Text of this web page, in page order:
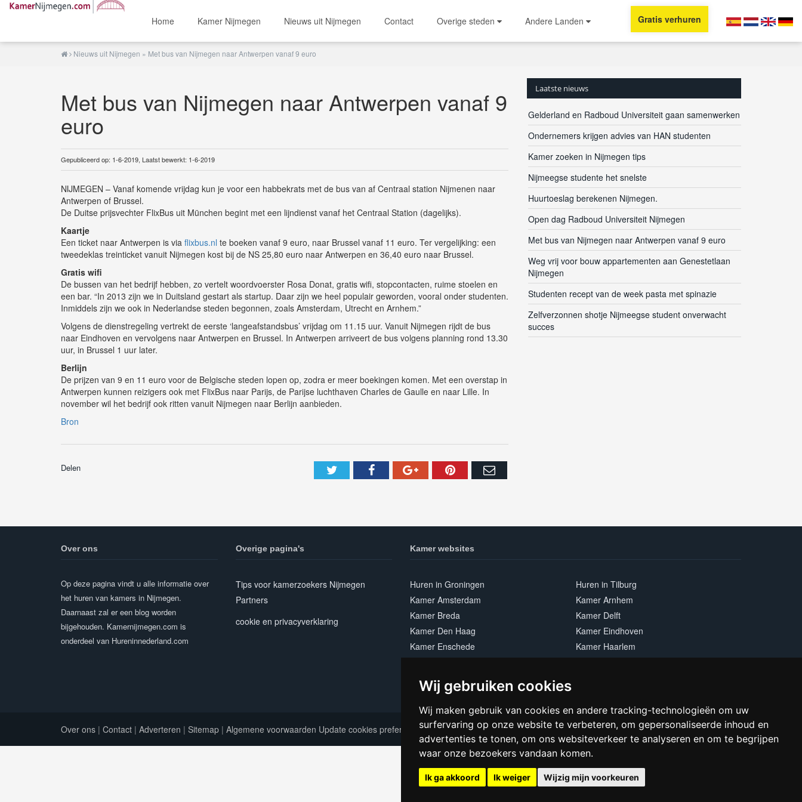
Wij gebruiken cookies
Wij maken gebruik van cookies en andere tracking-technologieën om uw
surfervaring op onze website te verbeteren, om gepersonaliseerde inhoud en
advertenties te tonen, om ons websiteverkeer te analyseren en om te begrijpen
waar onze bezoekers vandaan komen.
Ik ga akkoord Ik weiger Wijzig mijn voorkeuren
Home Kamer Nijmegen Nieuws uit Nijmegen Contact Overige steden Andere Landen Gratis verhuren
Nieuws uit Nijmegen » Met bus van Nijmegen naar Antwerpen vanaf 9 euro
Met bus van Nijmegen naar Antwerpen vanaf 9
euro
Gepubliceerd op: 1-6-2019, Laatst bewerkt: 1-6-2019
NIJMEGEN – Vanaf komende vrijdag kun je voor een habbekrats met de bus van af Centraal station Nijmenen naar
Antwerpen of Brussel.
De Duitse prijsvechter FlixBus uit München begint met een lijndienst vanaf het Centraal Station (dagelijks).
Kaartje
Een ticket naar Antwerpen is via flixbus.nl te boeken vanaf 9 euro, naar Brussel vanaf 11 euro. Ter vergelijking: een
tweedeklas treinticket vanuit Nijmegen kost bij de NS 25,80 euro naar Antwerpen en 36,40 euro naar Brussel.
Gratis wifi
De bussen van het bedrijf hebben, zo vertelt woordvoerster Rosa Donat, gratis wifi, stopcontacten, ruime stoelen en
een bar. “In 2013 zijn we in Duitsland gestart als startup. Daar zijn we heel populair geworden, vooral onder studenten.
Inmiddels zijn we ook in Nederlandse steden begonnen, zoals Amsterdam, Utrecht en Arnhem.”
Volgens de dienstregeling vertrekt de eerste ‘langeafstandsbus’ vrijdag om 11.15 uur. Vanuit Nijmegen rijdt de bus
naar Eindhoven en vervolgens naar Antwerpen en Brussel. In Antwerpen arriveert de bus volgens planning rond 13.30
uur, in Brussel 1 uur later.
Berlijn
De prijzen van 9 en 11 euro voor de Belgische steden lopen op, zodra er meer boekingen komen. Met een overstap in
Antwerpen kunnen reizigers ook met FlixBus naar Parijs, de Parijse luchthaven Charles de Gaulle en naar Lille. In
november wil het bedrijf ook ritten vanuit Nijmegen naar Berlijn aanbieden.
Bron
Delen
Laatste nieuws
Gelderland en Radboud Universiteit gaan samenwerken
Ondernemers krijgen advies van HAN studenten
Kamer zoeken in Nijmegen tips
Nijmeegse studente het snelste
Huurtoeslag berekenen Nijmegen.
Open dag Radboud Universiteit Nijmegen
Met bus van Nijmegen naar Antwerpen vanaf 9 euro
Weg vrij voor bouw appartementen aan Genestetlaan
Nijmegen
Studenten recept van de week pasta met spinazie
Zelfverzonnen shotje Nijmeegse student onverwacht
succes
Over ons
Op deze pagina vindt u alle informatie over
het huren van kamers in Nijmegen.
Daarnaast zal er een blog worden
bijgehouden. Kamernijmegen.com is
onderdeel van Hureninnederland.com
Overige pagina's
Tips voor kamerzoekers Nijmegen
Partners
cookie en privacyverklaring
Kamer websites
Huren in Groningen
Huren in Tilburg
Kamer Amsterdam
Kamer Arnhem
Kamer Breda
Kamer Delft
Kamer Den Haag
Kamer Eindhoven
Kamer Enschede
Kamer Haarlem
Kamer Maastricht
Kamer Utrecht
Over ons | Contact | Adverteren | Sitemap | Algemene voorwaarden Update cookies preferences